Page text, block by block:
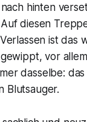
hinten
diesen
ist das
vor
dasselbe:
Blutsauger.